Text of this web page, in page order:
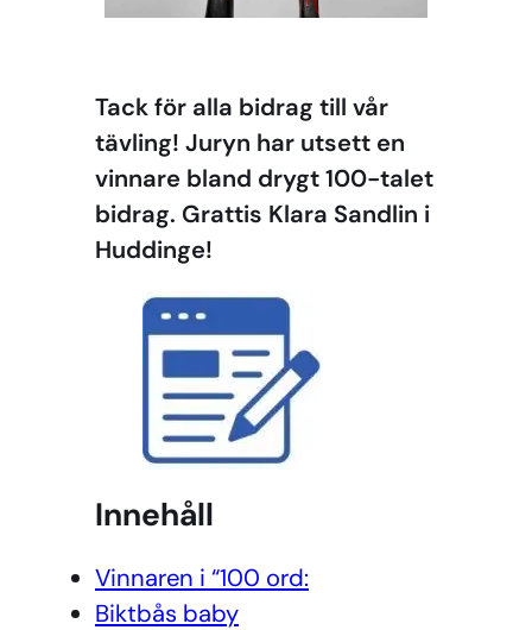
Tack för alla bidrag till vår
tävling! Juryn har utsett en
vinnare bland drygt 100-talet
bidrag. Grattis Klara Sandlin i
Huddinge!
Innehåll
Vinnaren i “100 ord:
Biktbås baby